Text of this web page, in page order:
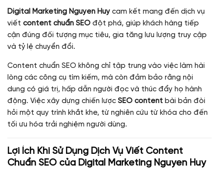
Digital Marketing Nguyen Huy cam kết mang đến dịch vụ
viết content chuẩn SEO đột phá, giúp khách hàng tiếp
cận đúng đối tượng mục tiêu, gia tăng lưu lượng truy cập
và tỷ lệ chuyển đổi.
Content chuẩn SEO không chỉ tập trung vào việc làm hài
lòng các công cụ tìm kiếm, mà còn đảm bảo rằng nội
dung có giá trị, hấp dẫn người đọc và thúc đẩy họ hành
động. Việc xây dựng chiến lược SEO content bài bản đòi
hỏi một quy trình khắt khe, từ nghiên cứu từ khóa cho đến
tối ưu hóa trải nghiệm người dùng.
Lợi Ích Khi Sử Dụng Dịch Vụ Viết Content
Chuẩn SEO của Digital Marketing Nguyen Huy